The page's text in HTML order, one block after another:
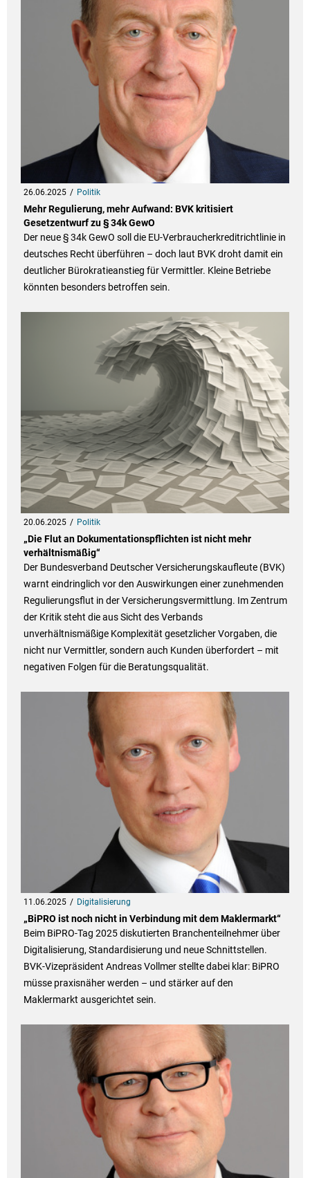
26.06.2025 Politik
Mehr Regulierung, mehr Aufwand: BVK kritisiert
Gesetzentwurf zu § 34k GewO
Der neue § 34k GewO soll die EU-Verbraucherkreditrichtlinie in
deutsches Recht überführen – doch laut BVK droht damit ein
deutlicher Bürokratieanstieg für Vermittler. Kleine Betriebe
könnten besonders betroffen sein.
20.06.2025 Politik
„Die Flut an Dokumentationspflichten ist nicht mehr
verhältnismäßig“
Der Bundesverband Deutscher Versicherungskaufleute (BVK)
warnt eindringlich vor den Auswirkungen einer zunehmenden
Regulierungsflut in der Versicherungsvermittlung. Im Zentrum
der Kritik steht die aus Sicht des Verbands
unverhältnismäßige Komplexität gesetzlicher Vorgaben, die
nicht nur Vermittler, sondern auch Kunden überfordert – mit
negativen Folgen für die Beratungsqualität.
11.06.2025 Digitalisierung
„BiPRO ist noch nicht in Verbindung mit dem Maklermarkt“
Beim BiPRO-Tag 2025 diskutierten Branchenteilnehmer über
Digitalisierung, Standardisierung und neue Schnittstellen.
BVK-Vizepräsident Andreas Vollmer stellte dabei klar: BiPRO
müsse praxisnäher werden – und stärker auf den
Maklermarkt ausgerichtet sein.